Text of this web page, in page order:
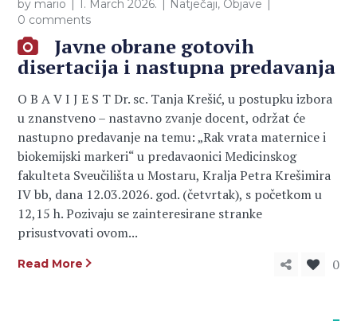
by mario 1. March 2026. Natječaji, Objave
0 comments
Javne obrane gotovih
disertacija i nastupna predavanja
O B A V I J E S T Dr. sc. Tanja Krešić, u postupku izbora
u znanstveno – nastavno zvanje docent, održat će
nastupno predavanje na temu: „Rak vrata maternice i
biokemijski markeri“ u predavaonici Medicinskog
fakulteta Sveučilišta u Mostaru, Kralja Petra Krešimira
IV bb, dana 12.03.2026. god. (četvrtak), s početkom u
12,15 h. Pozivaju se zainteresirane stranke
prisustvovati ovom...
Read More 0